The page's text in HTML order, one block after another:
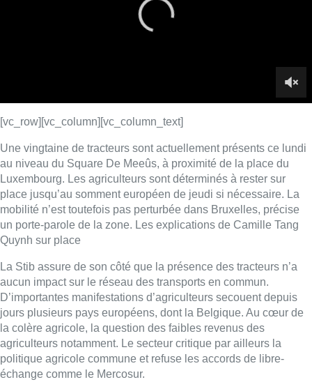
place jusqu’au somment européen de jeudi si nécessaire. La
mobilité n’est toutefois pas perturbée dans Bruxelles, précise
La Stib assure de son côté que la présence des tracteurs n’a
jours plusieurs pays européens, dont la Belgique. Au cœur de
la colère agricole, la question des faibles revenus des
agriculteurs notamment. Le secteur critique par ailleurs la
politique agricole commune et refuse les accords de libre-
échange comme le Mercosur.
[/vc_column_text][/vc_column][/vc_row][vc_row][vc_column]
image=”659937″][/vc_column][/vc_row][vc_row][vc_column]
[vc_column_text]
Le blocage des agriculteurs sur la E19 à hauteur de Hal
(Brabant flamand) sera de son côté maintenu jusqu’en fin de
journée lundi, a expliqué le secrétaire général de la Fédération
des jeunes agriculteurs (FJA), Guillaume Van Binst.